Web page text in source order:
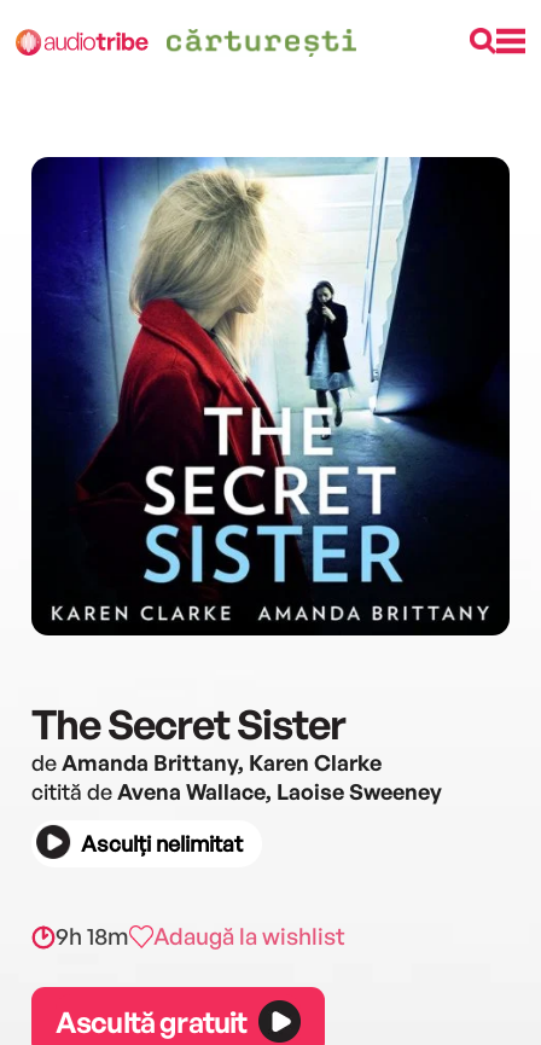
The Secret Sister
deAmanda Brittany, Karen Clarke
citită deAvena Wallace, Laoise Sweeney
Asculți nelimitat
9h 18m Adaugă la wishlist
Ascultă gratuit